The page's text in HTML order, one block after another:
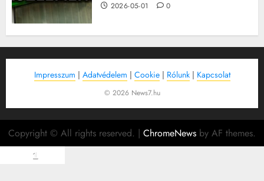
2026-05-01 0
Impresszum | Adatvédelem | Cookie| Rólunk| Kapcsolat
© 2026 News7.hu
Copyright © All rights reserved. | ChromeNews by AF themes.
1